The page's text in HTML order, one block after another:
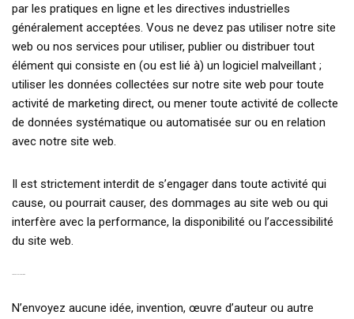
par les pratiques en ligne et les directives industrielles
généralement acceptées. Vous ne devez pas utiliser notre site
web ou nos services pour utiliser, publier ou distribuer tout
élément qui consiste en (ou est lié à) un logiciel malveillant ;
utiliser les données collectées sur notre site web pour toute
activité de marketing direct, ou mener toute activité de collecte
de données systématique ou automatisée sur ou en relation
avec notre site web.
Il est strictement interdit de s’engager dans toute activité qui
cause, ou pourrait causer, des dommages au site web ou qui
interfère avec la performance, la disponibilité ou l’accessibilité
du site web.
N’envoyez aucune idée, invention, œuvre d’auteur ou autre